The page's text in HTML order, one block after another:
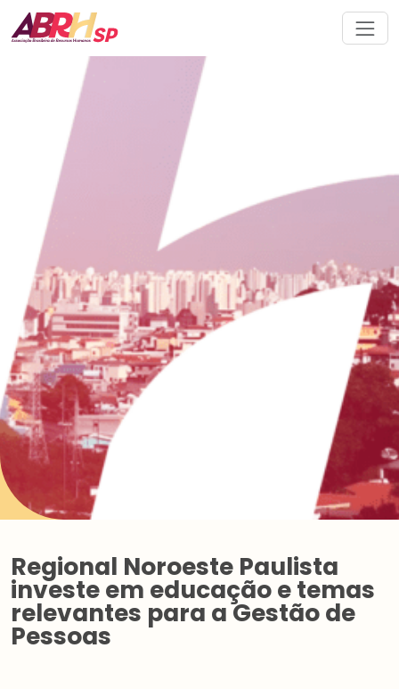
Navegação principal
Regional Noroeste Paulista
investe em educação e temas
relevantes para a Gestão de
Pessoas